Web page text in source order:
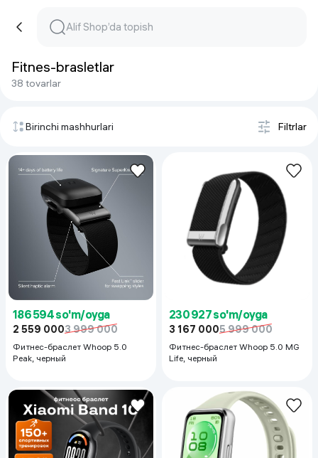
Fitnes-brasletlar
38 tovarlar
Birinchi mashhurlari Filtrlar
186 594 so'm/oyga
2 559 0003 999 000
Фитнес-браслет Whoop 5.0
Peak, черный
230 927 so'm/oyga
3 167 0005 999 000
Фитнес-браслет Whoop 5.0 MG
Life, черный